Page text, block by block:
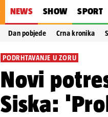
NEWS SHOW SPORT
Dan pobjede Crna kronika
PODRHTAVANJE U ZORU
Novi
Siska: